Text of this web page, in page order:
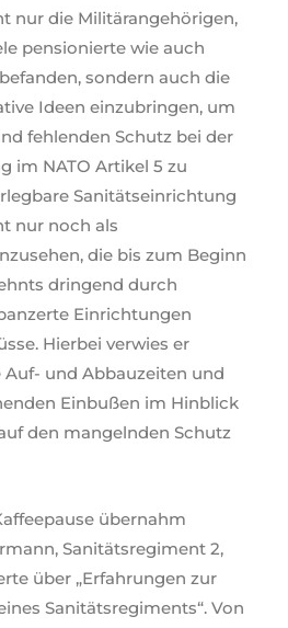
nur die Militärangehörigen,
pensionierte wie auch
sondern auch die
Ideen einzubringen, um
fehlenden Schutz bei der
im NATO Artikel 5 zu
Sanitätseinrichtung
nur noch als
die bis zum Beginn
dringend durch
Einrichtungen
Hierbei verwies er
und Abbauzeiten und
Einbußen im Hinblick
den mangelnden Schutz
übernahm
Sanitätsregiment 2,
über „Erfahrungen zur
Sanitätsregiments“. Von